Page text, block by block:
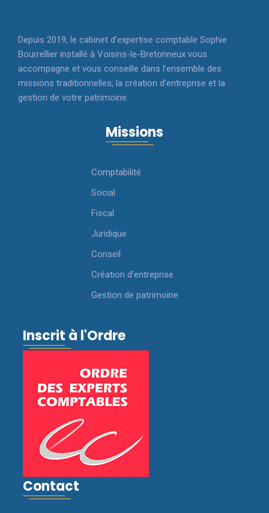
Depuis 2019, le cabinet d’expertise comptable Sophie
Bourrellier installé à Voisins-le-Bretonneux vous
accompagne et vous conseille dans l’ensemble des
missions traditionnelles, la création d’entreprise et la
gestion de votre patrimoine.
Missions
Comptabilité
Social
Fiscal
Juridique
Conseil
Création d’entreprise
Gestion de patrimoine
Inscrit à l'Ordre
Contact